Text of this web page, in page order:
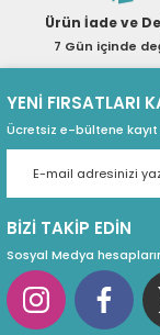
Ürün İade ve
7 Gün içinde
YENİ FIRSATLARI
Ücretsiz e-bültene
BİZİ TAKİP EDİN
Sosyal Medya